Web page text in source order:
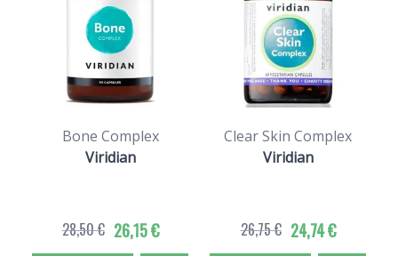
Bone Complex
Viridian
26,15 €
28,50 €
Clear Skin Complex
Viridian
24,74 €
26,75 €